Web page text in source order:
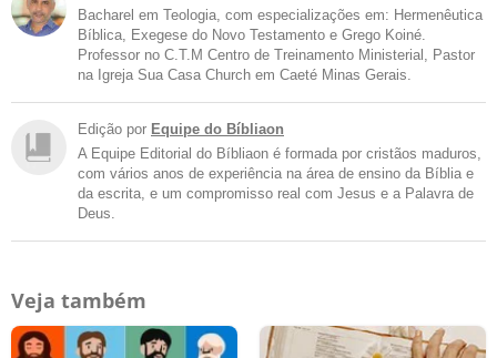
Bacharel em Teologia, com especializações em: Hermenêutica
Bíblica, Exegese do Novo Testamento e Grego Koiné.
Professor no C.T.M Centro de Treinamento Ministerial, Pastor
na Igreja Sua Casa Church em Caeté Minas Gerais.
Edição por Equipe do Bíbliaon
A Equipe Editorial do Bíbliaon é formada por cristãos maduros,
com vários anos de experiência na área de ensino da Bíblia e
da escrita, e um compromisso real com Jesus e a Palavra de
Deus.
Veja também